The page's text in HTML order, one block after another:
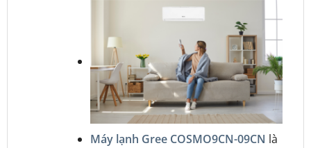
Máy lạnh Gree COSMO9CN-09CN là